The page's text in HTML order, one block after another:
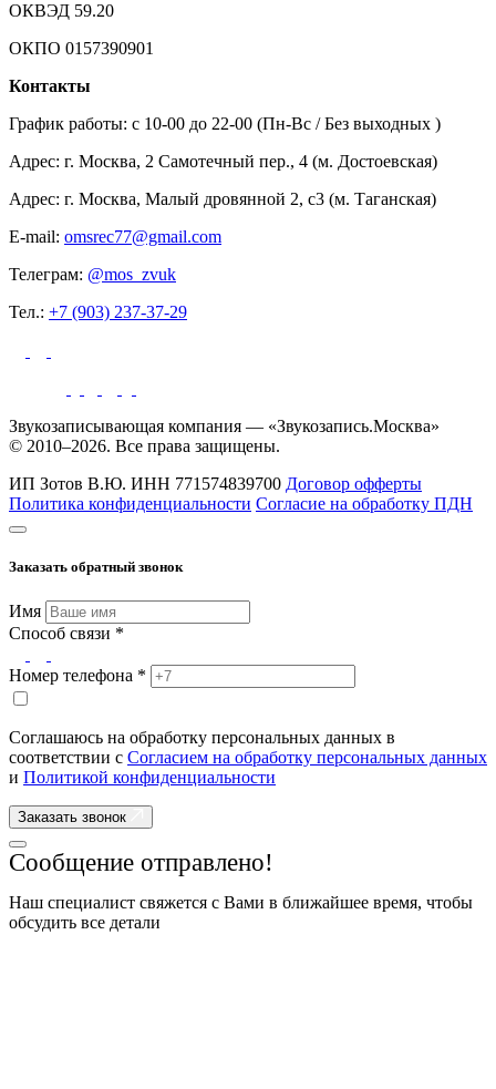
ОКВЭД 59.20
ОКПО 0157390901
Контакты
График работы: c 10-00 до 22-00 (Пн-Вс / Без выходных )
Адрес: г. Москва, 2 Самотечный пер., 4 (м. Достоевская)
Адрес: г. Москва, Малый дровянной 2, с3 (м. Таганская)
E-mail: omsrec77@gmail.com
Телеграм: @mos_zvuk
Тел.: +7 (903) 237-37-29
Звукозаписывающая компания — «Звукозапись.Москва»
© 2010–2026. Все права защищены.
ИП Зотов В.Ю. ИНН 771574839700 Договор офферты
Политика конфиденциальности Согласие на обработку ПДН
Заказать обратный звонок
Имя
Способ связи *
Номер телефона *
Соглашаюсь на обработку персональных данных в
соответствии с Согласием на обработку персональных данных
и Политикой конфиденциальности
Заказать звонок
Сообщение отправлено!
Наш специалист свяжется с Вами в ближайшее время, чтобы
обсудить все детали